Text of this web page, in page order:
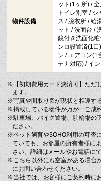
物件設備
ット(1ヶ所) /
トイレ別室 /
ス / 脱衣所 / 給
ット / 洗面台 /
鏡付き洗面化粧
ンロ設置済(1口
ン / エアコン(1
テナ対応) / イ
※【初期費用カード決済可】ただ
ます。
※写真や間取り図が現状と相違す
※掲載している物件が万が一ご成
※駐車場、バイク置場、駐輪場の
ださい。
※ペット飼育やSOHO利用の可否
ていても、お部屋の所有者様に
さい。詳細はメールやお電話に
※こちら以外にも空室がある場合
にお問い合わせください。
※当社では、お客様にご契約時に